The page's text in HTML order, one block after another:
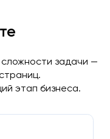
задачи —
этап бизнеса.